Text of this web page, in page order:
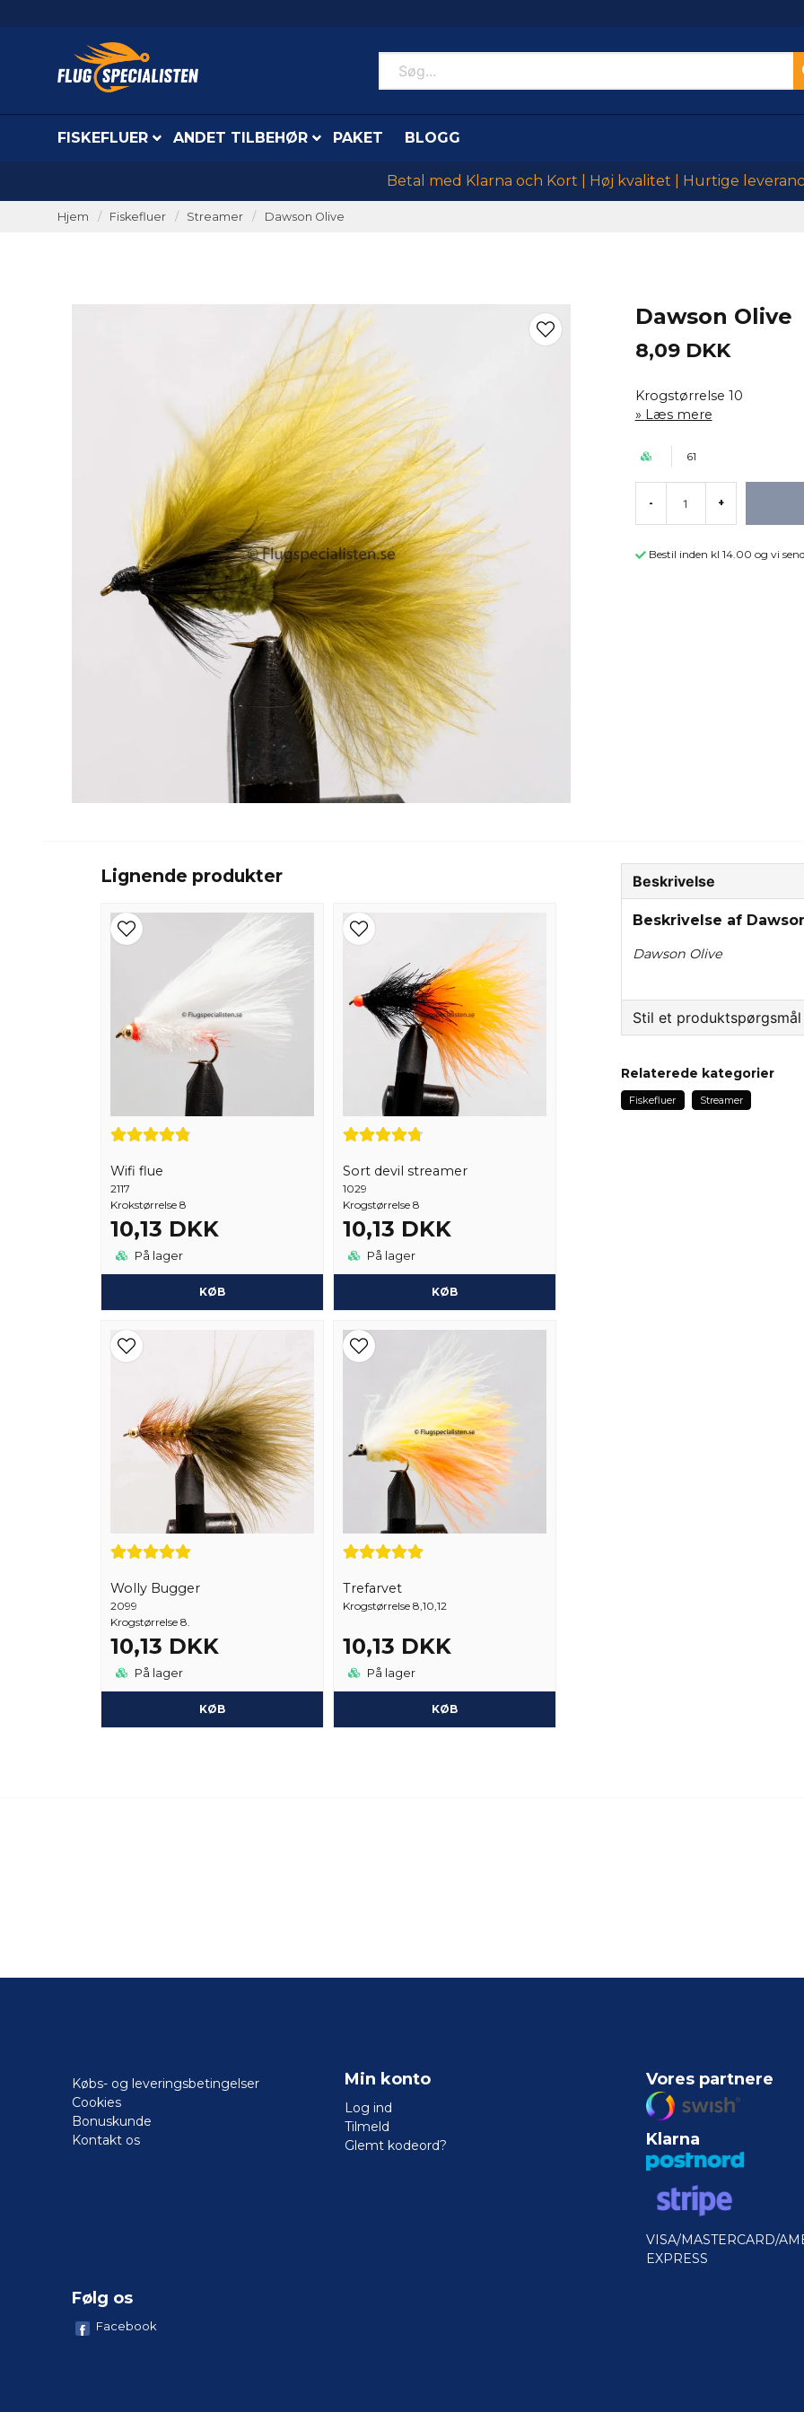
FISKEFLUER ANDET TILBEHØR PAKET BLOGG
Betal med Klarna och Kort | Høj kvalitet | Hurtige
Hjem Fiskefluer Streamer Dawson Olive
Dawson Olive
8,09 DKK
Krogstørrelse 10
Læs mere
61
- +
Bestil inden kl 14.00 og vi
Lignende produkter
Wifi flue
2117
Krokstørrelse 8
10,13 DKK
På lager
KØB
Sort devil streamer
1029
Krogstørrelse 8
10,13 DKK
På lager
KØB
Wolly Bugger
2099
Krogstørrelse 8.
10,13 DKK
På lager
KØB
Trefarvet
Krogstørrelse 8,10,12
10,13 DKK
På lager
KØB
Beskrivelse
Beskrivelse af
Dawson Olive
Stil et produktspørgsmål
Spørg os om noget
Relaterede kategorier
Fiskefluer Streamer
Købs- og leveringsbetingelser
Cookies
Bonuskunde
Kontakt os
Min konto
Log ind
Tilmeld
Glemt kodeord?
Vores partnere
Klarna
VISA/MASTERCARD/
EXPRESS
Følg os
Facebook